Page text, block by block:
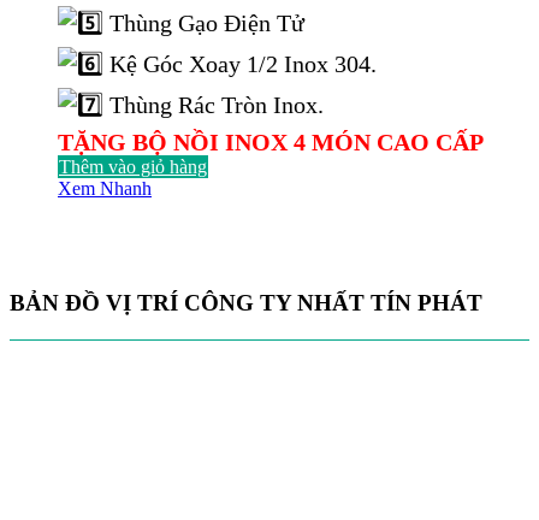
Thùng Gạo Điện Tử
Kệ Góc Xoay 1/2 Inox 304.
Thùng Rác Tròn Inox.
TẶNG BỘ NỒI INOX 4 MÓN CAO CẤP
Thêm vào giỏ hàng
Xem Nhanh
BẢN ĐỒ VỊ TRÍ CÔNG TY NHẤT TÍN PHÁT